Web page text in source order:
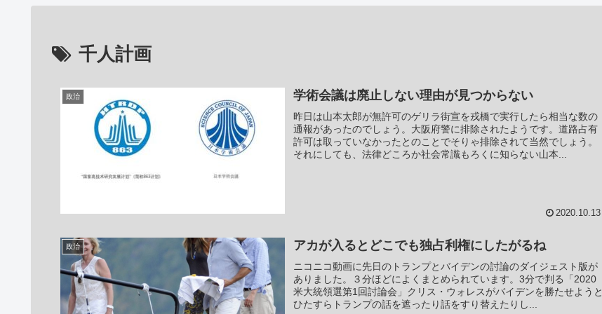
千人計画
政治 学術会議は廃止しない理由が見つからない
昨日は山本太郎が無許可のゲリラ街宣を戎橋で実行したら相当な数の
通報があったのでしょう。大阪府警に排除されたようです。道路占有
許可は取っていなかったとのことでそりゃ排除されて当然でしょう。
それにしても、法律どころか社会常識もろくに知らない山本...
2020.10.13
政治 アカが入るとどこでも独占利権にしたがるね
ニコニコ動画に先日のトランプとバイデンの討論のダイジェスト版が
ありました。３分ほどによくまとめられています。3分で判る「2020
米大統領選第1回討論会」クリス・ウォレスがバイデンを勝たせようと
ひたすらトランプの話を遮ったり話をすり替えたりし...